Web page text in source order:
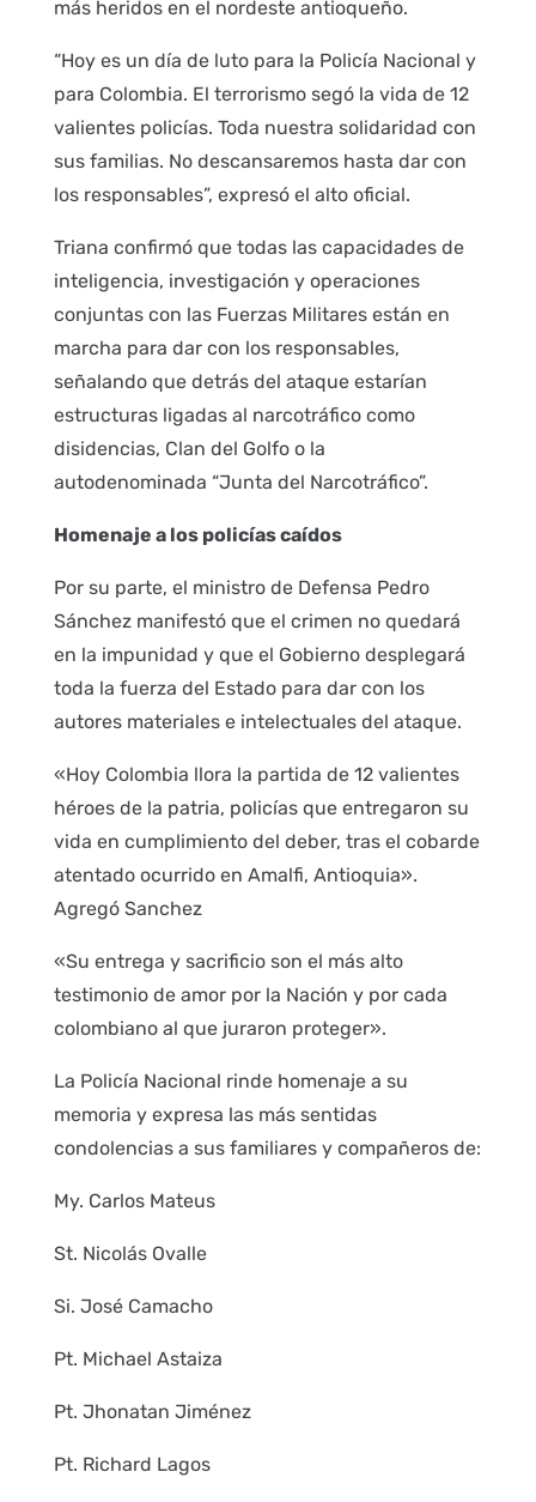
más heridos en el nordeste antioqueño.
“Hoy es un día de luto para la Policía Nacional y
para Colombia. El terrorismo segó la vida de 12
valientes policías. Toda nuestra solidaridad con
sus familias. No descansaremos hasta dar con
los responsables”, expresó el alto oficial.
Triana confirmó que todas las capacidades de
inteligencia, investigación y operaciones
conjuntas con las Fuerzas Militares están en
marcha para dar con los responsables,
señalando que detrás del ataque estarían
estructuras ligadas al narcotráfico como
disidencias, Clan del Golfo o la
autodenominada “Junta del Narcotráfico”.
Homenaje a los policías caídos
Por su parte, el ministro de Defensa Pedro
Sánchez manifestó que el crimen no quedará
en la impunidad y que el Gobierno desplegará
toda la fuerza del Estado para dar con los
autores materiales e intelectuales del ataque.
«Hoy Colombia llora la partida de 12 valientes
héroes de la patria, policías que entregaron su
vida en cumplimiento del deber, tras el cobarde
atentado ocurrido en Amalfi, Antioquia».
Agregó Sanchez
«Su entrega y sacrificio son el más alto
testimonio de amor por la Nación y por cada
colombiano al que juraron proteger».
La Policía Nacional rinde homenaje a su
memoria y expresa las más sentidas
condolencias a sus familiares y compañeros de:
My. Carlos Mateus
St. Nicolás Ovalle
Si. José Camacho
Pt. Michael Astaiza
Pt. Jhonatan Jiménez
Pt. Richard Lagos